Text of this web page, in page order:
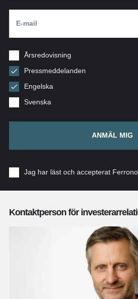
Årsredovisning
Pressmeddelanden
Engelska
Svenska
ANMÄL MIG
Jag har läst och accepterat
Kontaktperson för